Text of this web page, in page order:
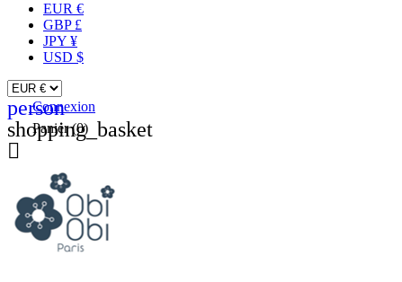
EUR €
GBP £
JPY ¥
USD $
person
Connexion
shopping_basket
Panier (0)
